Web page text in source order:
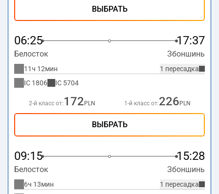
ВЫБРАТЬ
06:25 17:37
Белосток Збоншинь
1 пересадка
11ч 12мин
IC 1806 IC 5704
2-й класс от: 172 PLN 1-й класс от:226 PLN
ВЫБРАТЬ
09:15 15:28
Белосток Збоншинь
1 пересадка
6ч 13мин